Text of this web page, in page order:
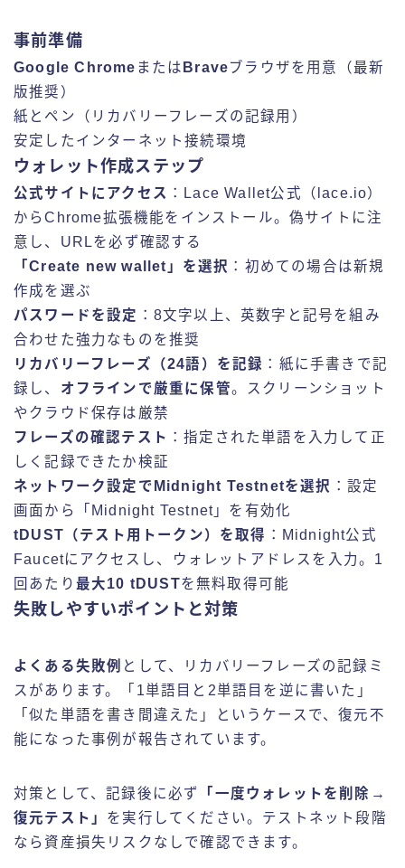
事前準備
Google Chrome または Braveブラウザを用意（最新
版推奨）
紙とペン（リカバリーフレーズの記録用）
安定したインターネット接続環境
ウォレット作成ステップ
公式サイトにアクセス ：Lace Wallet公式（lace.io）
からChrome拡張機能をインストール。偽サイトに注
意し、URLを必ず確認する
「Create new wallet」を選択 ：初めての場合は新規
作成を選ぶ
パスワードを設定 ：8文字以上、英数字と記号を組み
合わせた強力なものを推奨
リカバリーフレーズ（24語）を記録 ：紙に手書きで記
録し、 オフラインで厳重に保管。スクリーンショット
やクラウド保存は厳禁
フレーズの確認テスト ：指定された単語を入力して正
しく記録できたか検証
ネットワーク設定でMidnight Testnetを選択 ：設定
画面から「Midnight Testnet」を有効化
tDUST（テスト用トークン）を取得 ：Midnight公式
Faucetにアクセスし、ウォレットアドレスを入力。1
回あたり 最大10 tDUSTを無料取得可能
失敗しやすいポイントと対策
よくある失敗例 として、リカバリーフレーズの記録ミ
スがあります。「1単語目と2単語目を逆に書いた」
「似た単語を書き間違えた」というケースで、復元不
能になった事例が報告されています。
対策として、記録後に必ず
「一度ウォレットを削除→
復元テスト」 を実行してください。テストネット段階
なら資産損失リスクなしで確認できます。